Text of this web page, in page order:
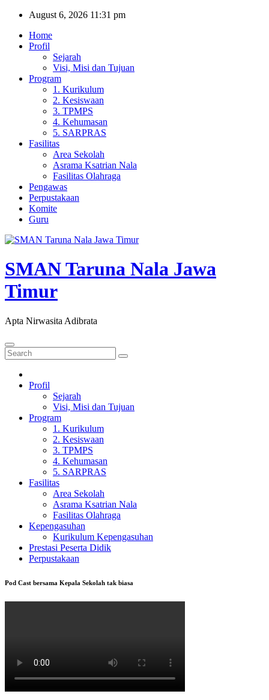
Skip
content
August 6, 2026 11:31 pm
Home
Profil
Sejarah
Visi, Misi dan Tujuan
Program
1. Kurikulum
2. Kesiswaan
3. TPMPS
4. Kehumasan
5. SARPRAS
Fasilitas
Area Sekolah
Asrama Ksatrian Nala
Fasilitas Olahraga
Pengawas
Perpustakaan
Komite
Guru
SMAN Taruna Nala Jawa
Timur
Apta Nirwasita Adibrata
Profil
Sejarah
Visi, Misi dan Tujuan
Program
1. Kurikulum
2. Kesiswaan
3. TPMPS
4. Kehumasan
5. SARPRAS
Fasilitas
Area Sekolah
Asrama Ksatrian Nala
Fasilitas Olahraga
Kepengasuhan
Kurikulum Kepengasuhan
Prestasi Peserta Didik
Perpustakaan
Pod Cast bersama Kepala Sekolah tak biasa